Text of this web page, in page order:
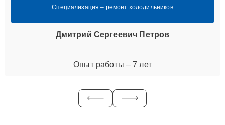
Специализация – ремонт холодильников
Дмитрий Сергеевич Петров
Опыт работы – 7 лет